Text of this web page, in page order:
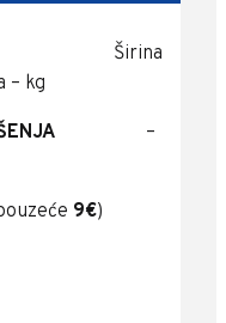
Širina
– kg
–
9€)